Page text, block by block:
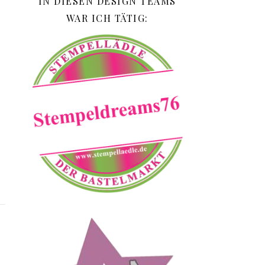
WAR ICH TÄTIG: